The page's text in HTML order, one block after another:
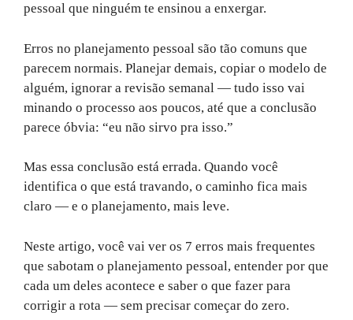
pessoal que ninguém te ensinou a enxergar.
Erros no planejamento pessoal são tão comuns que
parecem normais. Planejar demais, copiar o modelo de
alguém, ignorar a revisão semanal — tudo isso vai
minando o processo aos poucos, até que a conclusão
parece óbvia: “eu não sirvo pra isso.”
Mas essa conclusão está errada. Quando você
identifica o que está travando, o caminho fica mais
claro — e o planejamento, mais leve.
Neste artigo, você vai ver os 7 erros mais frequentes
que sabotam o planejamento pessoal, entender por que
cada um deles acontece e saber o que fazer para
corrigir a rota — sem precisar começar do zero.